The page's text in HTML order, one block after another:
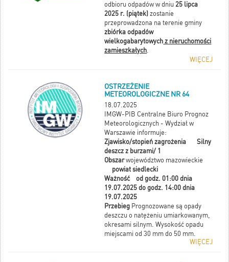
odbioru odpadów w dniu25 lipca
2025 r. (piątek)zostanie
przeprowadzona na terenie gminy
zbiórka odpadów
wielkogabarytowych z nieruchomości
zamieszkałych.
WIĘCEJ
OSTRZEŻENIE
METEOROLOGICZNE NR 64
18.07.2025
IMGW-PIB Centralne Biuro Prognoz
Meteorologicznych - Wydział w
Warszawie informuje:
Zjawisko/stopień zagrożenia Silny
deszcz z burzami/ 1
Obszarwojewództwo mazowieckie
powiat siedlecki
Ważność od godz. 01:00 dnia
19.07.2025 do godz. 14:00 dnia
19.07.2025
Przebieg Prognozowane są opady
deszczu o natężeniu umiarkowanym,
okresami silnym. Wysokość opadu
miejscami od 30 mm do 50 mm.
Opadom towarzyszyć będą burze z
WIĘCEJ